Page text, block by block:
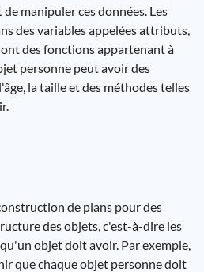
manipuler ces données. Les
des variables appelées attributs,
des fonctions appartenant à
personne peut avoir des
la taille et des méthodes telles
de plans pour des
des objets, c'est-à-dire les
objet doit avoir. Par exemple,
que chaque objet personne doit